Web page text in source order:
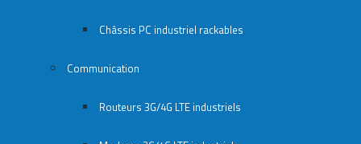
Châssis PC industriel rackables​
Communication
Routeurs 3G/4G LTE industriels